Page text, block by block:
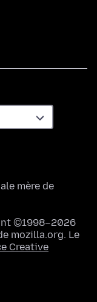
mère de
©1998–2026
mozilla.org. Le
Creative